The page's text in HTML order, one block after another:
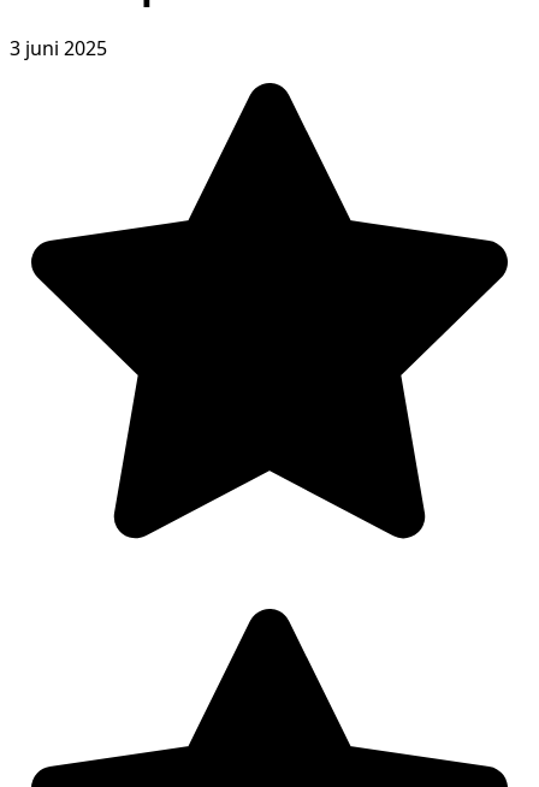
3 juni 2025